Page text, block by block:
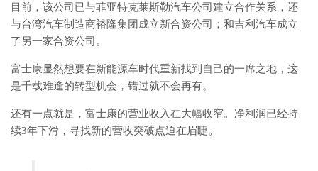
目前，该公司已与菲亚特克莱斯勒汽车公司建立合作关系，还
与台湾汽车制造商裕隆集团成立新合资公司；和吉利汽车成立
了另一家合资公司。
富士康显然想要在新能源车时代重新找到自己的一席之地，这
是千载难逢的转型机会，错过就不会再有。
还有一点就是，富士康的营业收入在大幅收窄。净利润已经持
续3年下滑，寻找新的营收突破点迫在眉睫。